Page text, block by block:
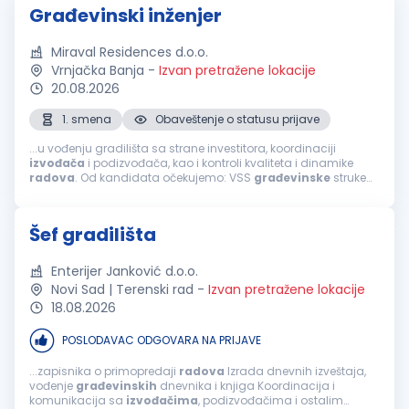
Građevinski inženjer
Miraval Residences d.o.o.
Vrnjačka Banja - Izvan pretražene lokacije
20.08.2026
1. smena
Obaveštenje o statusu prijave
...u vođenju gradilišta sa strane investitora, koordinaciji
izvođača i podizvođača, kao i kontroli kvaliteta i dinamike
radova
. Od kandidata očekujemo: VSS građevinske struke
Šef gradilišta
Enterijer Janković d.o.o.
Novi Sad | Terenski rad - Izvan pretražene lokacije
18.08.2026
POSLODAVAC ODGOVARA NA PRIJAVE
...zapisnika o primopredaji radova Izrada dnevnih izveštaja,
vođenje građevinskih dnevnika i knjiga Koordinacija i
komunikacija sa izvođačima, podizvođačima i ostalim